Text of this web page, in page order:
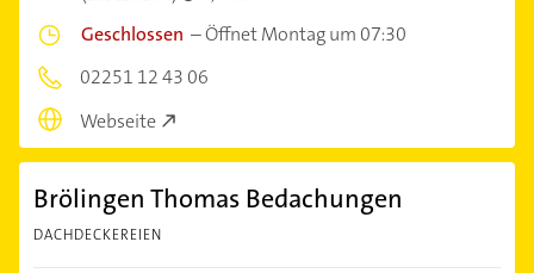
Geschlossen –Öffnet Montag um 07:30
02251 12 43 06
Webseite
Brölingen Thomas Bedachungen
DACHDECKEREIEN